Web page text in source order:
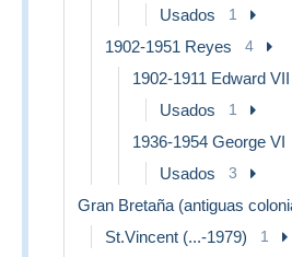
Usados 1
1902-1951 Reyes 4
1902-1911 Edward VII
Usados 1
1936-1954 George VI
Usados 3
St.Vincent (...-1979) 1